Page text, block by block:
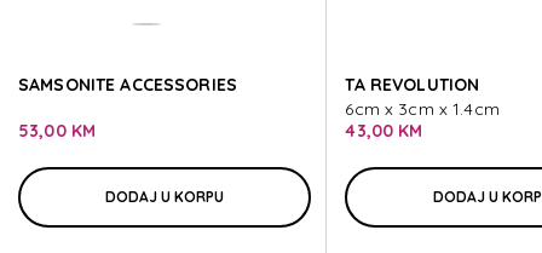
SAMSONITE ACCESSORIES
53,00 KM
DODAJ U KORPU
TA REVOLUTION
6cm x 3cm x 1.4cm
43,00 KM
DODAJ U